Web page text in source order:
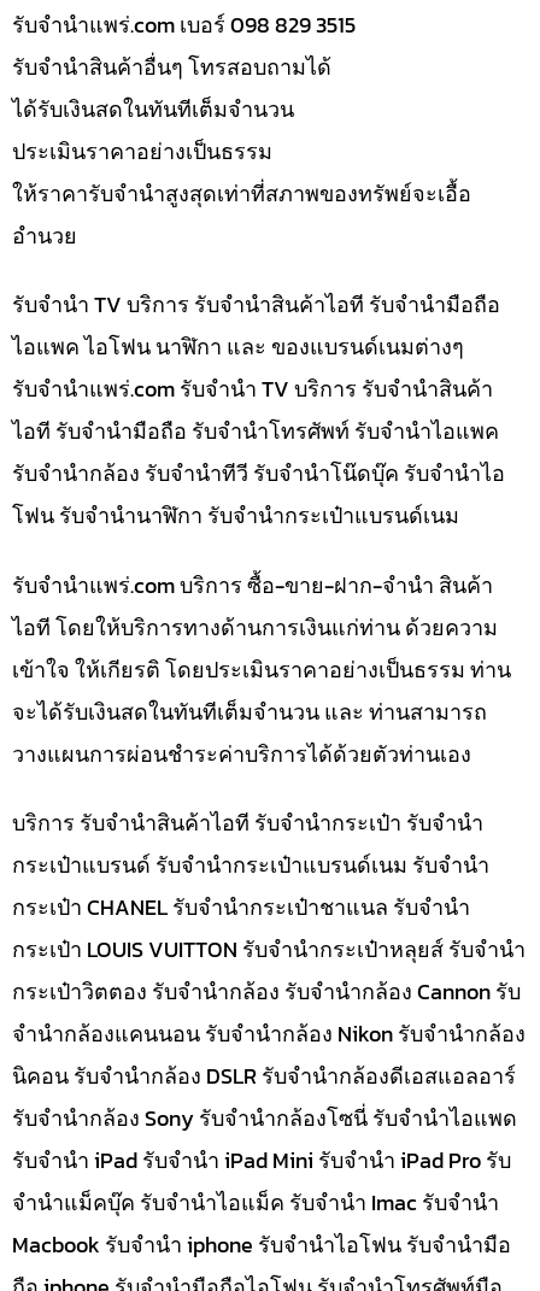
รับจํานําแพร่.com เบอร์ 098 829 3515
รับจำนำสินค้าอื่นๆ โทรสอบถามได้
ได้รับเงินสดในทันทีเต็มจำนวน
ประเมินราคาอย่างเป็นธรรม
ให้ราคารับจำนำสูงสุดเท่าที่สภาพของทรัพย์จะเอื้อ
อำนวย
รับจำนำ TV บริการ รับจำนำสินค้าไอที รับจำนำมือถือ
ไอแพค ไอโฟน นาฬิกา และ ของแบรนด์เนมต่างๆ
รับจํานําแพร่.com รับจำนำ TV บริการ รับจำนำสินค้า
ไอที รับจำนำมือถือ รับจำนำโทรศัพท์ รับจำนำไอแพค
รับจำนำกล้อง รับจำนำทีวี รับจำนำโน๊ดบุ๊ค รับจำนำไอ
โฟน รับจำนำนาฬิกา รับจำนำกระเป๋าแบรนด์เนม
รับจํานําแพร่.com บริการ ซื้อ-ขาย-ฝาก-จำนำ สินค้า
ไอที โดยให้บริการทางด้านการเงินแก่ท่าน ด้วยความ
เข้าใจ ให้เกียรติ โดยประเมินราคาอย่างเป็นธรรม ท่าน
จะได้รับเงินสดในทันทีเต็มจำนวน และ ท่านสามารถ
วางแผนการผ่อนชำระค่าบริการได้ด้วยตัวท่านเอง
บริการ รับจำนำสินค้าไอที รับจำนำกระเป๋า รับจำนำ
กระเป๋าแบรนด์ รับจำนำกระเป๋าแบรนด์เนม รับจำนำ
กระเป๋า CHANEL รับจำนำกระเป๋าชาแนล รับจำนำ
กระเป๋า LOUIS VUITTON รับจำนำกระเป๋าหลุยส์ รับจำนำ
กระเป๋าวิตตอง รับจำนำกล้อง รับจำนำกล้อง Cannon รับ
จำนำกล้องแคนนอน รับจำนำกล้อง Nikon รับจำนำกล้อง
นิคอน รับจำนำกล้อง DSLR รับจำนำกล้องดีเอสแอลอาร์
รับจำนำกล้อง Sony รับจำนำกล้องโซนี่ รับจำนำไอแพด
รับจำนำ iPad รับจำนำ iPad Mini รับจำนำ iPad Pro รับ
จำนำแม็คบุ๊ค รับจำนำไอแม็ค รับจำนำ Imac รับจำนำ
Macbook รับจำนำ iphone รับจำนำไอโฟน รับจำนำมือ